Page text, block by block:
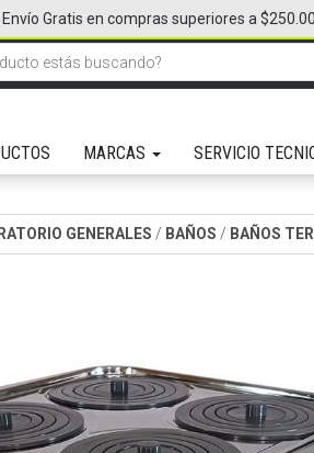
MARCAS SERVICIO
Envío Gratis en compras superiores a
GENERALES / BAÑOS / BAÑOS